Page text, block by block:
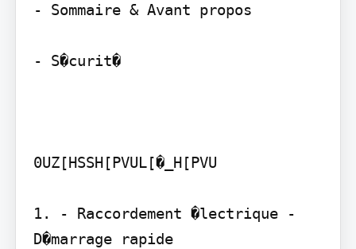
- Sommaire & Avant propos
- S�curit�
0UZ[HSSH[PVUL[�_H[PVU
1. - Raccordement �lectrique -
D�marrage rapide